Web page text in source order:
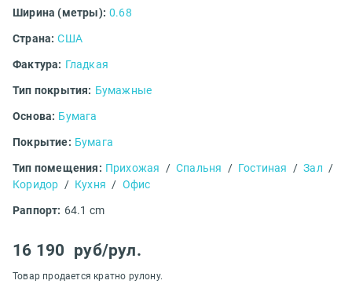
Ширина (метры): 0.68
Страна: США
Фактура: Гладкая
Тип покрытия: Бумажные
Основа: Бумага
Покрытие: Бумага
Тип помещения: Прихожая / Спальня / Гостиная / Зал /
Коридор / Кухня / Офис
Раппорт: 64.1 cm
16 190 руб/рул.
Товар продается кратно рулону.